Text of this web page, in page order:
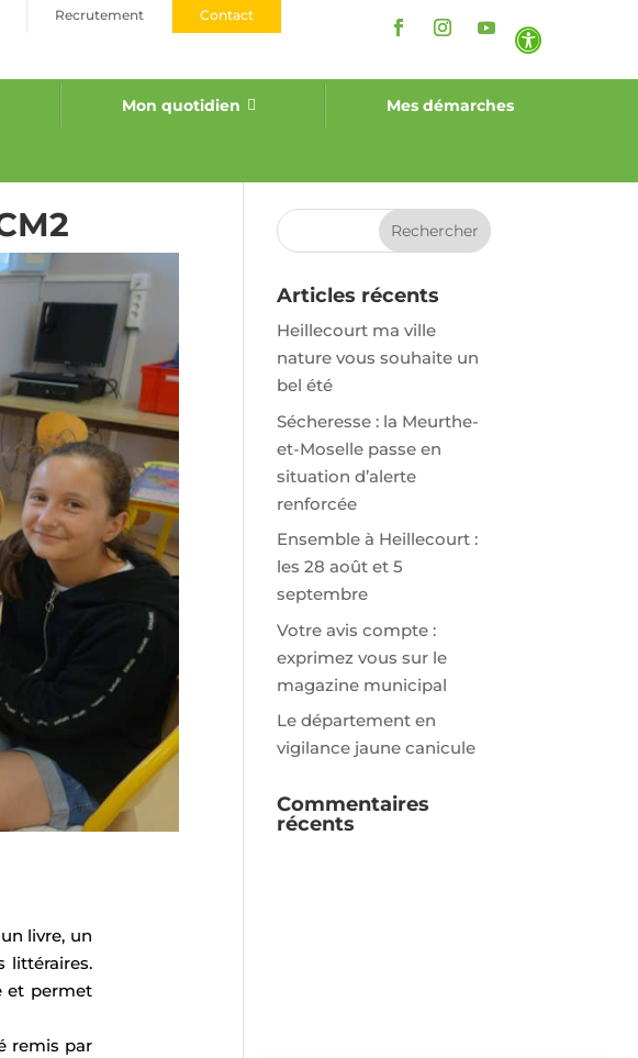
Recrutement Contact

Mon quotidien Mes démarches
Actualité passés
livre, un
littéraires.
et permet
remis par
Articles récents
Heillecourt ma ville
nature vous souhaite un
bel été
Sécheresse : la Meurthe-
et-Moselle passe en
situation d’alerte
renforcée
Ensemble à Heillecourt :
les 28 août et 5
septembre
Votre avis compte :
exprimez vous sur le
magazine municipal
Le département en
vigilance jaune canicule
Commentaires
récents